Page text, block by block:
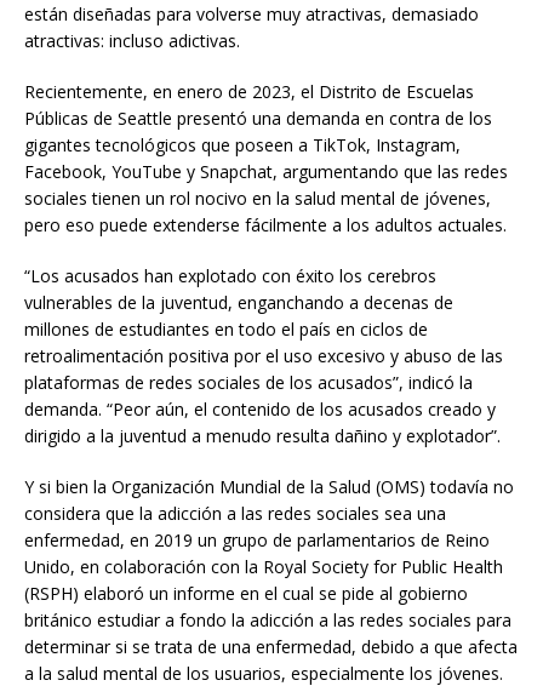
están diseñadas para volverse muy atractivas, demasiado
atractivas: incluso adictivas.
Recientemente, en enero de 2023, el Distrito de Escuelas
Públicas de Seattle presentó una demanda en contra de los
gigantes tecnológicos que poseen a TikTok, Instagram,
Facebook, YouTube y Snapchat, argumentando que las redes
sociales tienen un rol nocivo en la salud mental de jóvenes,
pero eso puede extenderse fácilmente a los adultos actuales.
“Los acusados han explotado con éxito los cerebros
vulnerables de la juventud, enganchando a decenas de
millones de estudiantes en todo el país en ciclos de
retroalimentación positiva por el uso excesivo y abuso de las
plataformas de redes sociales de los acusados”, indicó la
demanda. “Peor aún, el contenido de los acusados creado y
dirigido a la juventud a menudo resulta dañino y explotador”.
Y si bien la Organización Mundial de la Salud (OMS) todavía no
considera que la adicción a las redes sociales sea una
enfermedad, en 2019 un grupo de parlamentarios de Reino
Unido, en colaboración con la Royal Society for Public Health
(RSPH) elaboró un informe en el cual se pide al gobierno
británico estudiar a fondo la adicción a las redes sociales para
determinar si se trata de una enfermedad, debido a que afecta
a la salud mental de los usuarios, especialmente los jóvenes.